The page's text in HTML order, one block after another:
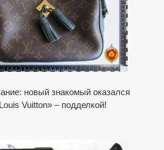
новый знакомый оказался
Vuitton» – подделкой!